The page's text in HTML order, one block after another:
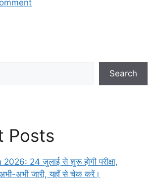
Search
Posts
24 जुलाई से शुरू होगी परीक्षा,
अभी जारी, यहाँ से चेक करें।